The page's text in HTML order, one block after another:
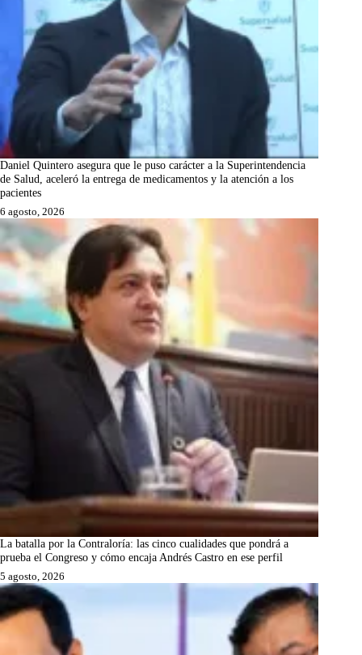
Daniel Quintero asegura que le puso carácter a la Superintendencia
de Salud, aceleró la entrega de medicamentos y la atención a los
pacientes
6 agosto, 2026
La batalla por la Contraloría: las cinco cualidades que pondrá a
prueba el Congreso y cómo encaja Andrés Castro en ese perfil
5 agosto, 2026